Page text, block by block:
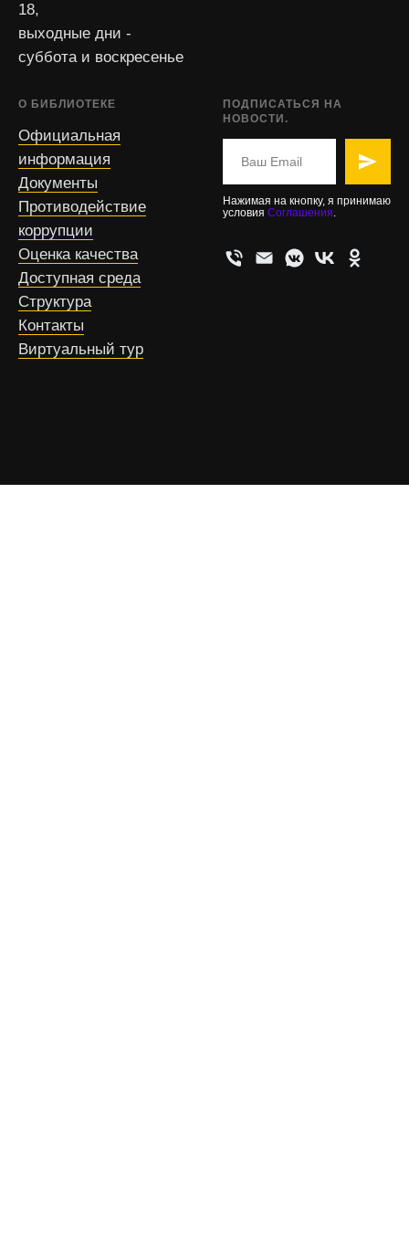
18,
выходные дни -
суббота и воскресенье
О БИБЛИОТЕКЕ
Официальная
информация
Документы
Противодействие
коррупции
Оценка качества
Доступная среда
Структура
Контакты
Виртуальный тур
ПОДПИСАТЬСЯ НА
НОВОСТИ.
Нажимая на кнопку, я принимаю
условия Соглашения.